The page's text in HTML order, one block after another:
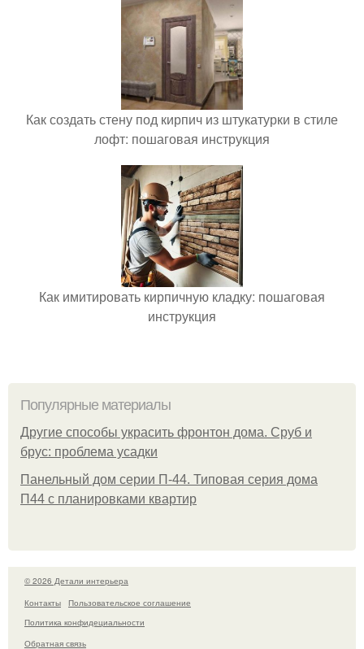
Как создать стену под кирпич из штукатурки в стиле
лофт: пошаговая инструкция
Как имитировать кирпичную кладку: пошаговая
инструкция
Популярные материалы
Другие способы украсить фронтон дома. Сруб и
брус: проблема усадки
Панельный дом серии П-44. Типовая серия дома
П44 с планировками квартир
© 2026 Детали интерьера
Контакты
Пользовательское соглашение
Политика конфидециальности
Обратная связь